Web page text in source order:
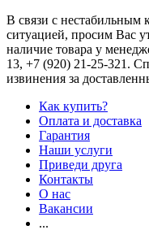
В связи с нестабильным
ситуацией, просим Вас
наличие товара у
13, +7 (920) 21-25-321 .
извинения за
Как купить?
Оплата и доставка
Гарантия
Наши услуги
Приведи друга
Контакты
О нас
Вакансии
...